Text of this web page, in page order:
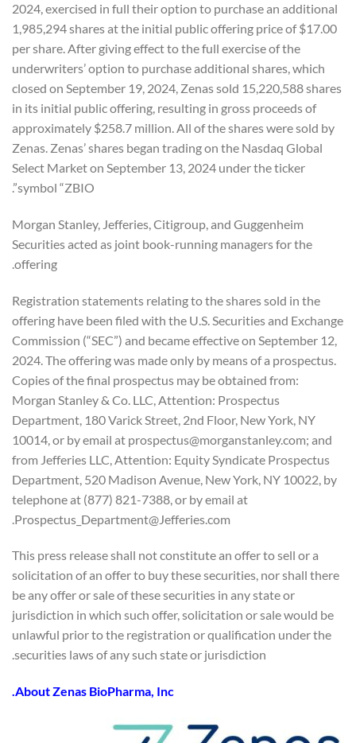
2024, exercised in full their option to purchase an additional
1,985,294 shares at the initial public offering price of $17.00
per share. After giving effect to the full exercise of the
underwriters’ option to purchase additional shares, which
closed on September 19, 2024, Zenas sold 15,220,588 shares
in its initial public offering, resulting in gross proceeds of
approximately $258.7 million. All of the shares were sold by
Zenas. Zenas’ shares began trading on the Nasdaq Global
Select Market on September 13, 2024 under the ticker
symbol “ZBIO”.
Morgan Stanley, Jefferies, Citigroup, and Guggenheim
Securities acted as joint book-running managers for the
offering.
Registration statements relating to the shares sold in the
offering have been filed with the U.S. Securities and Exchange
Commission (“SEC”) and became effective on September 12,
2024. The offering was made only by means of a prospectus.
Copies of the final prospectus may be obtained from:
Morgan Stanley & Co. LLC, Attention: Prospectus
Department, 180 Varick Street, 2nd Floor, New York, NY
10014, or by email at prospectus@morganstanley.com; and
from Jefferies LLC, Attention: Equity Syndicate Prospectus
Department, 520 Madison Avenue, New York, NY 10022, by
telephone at (877) 821-7388, or by email at
Prospectus_Department@Jefferies.com.
This press release shall not constitute an offer to sell or a
solicitation of an offer to buy these securities, nor shall there
be any offer or sale of these securities in any state or
jurisdiction in which such offer, solicitation or sale would be
unlawful prior to the registration or qualification under the
securities laws of any such state or jurisdiction.
About Zenas BioPharma, Inc.